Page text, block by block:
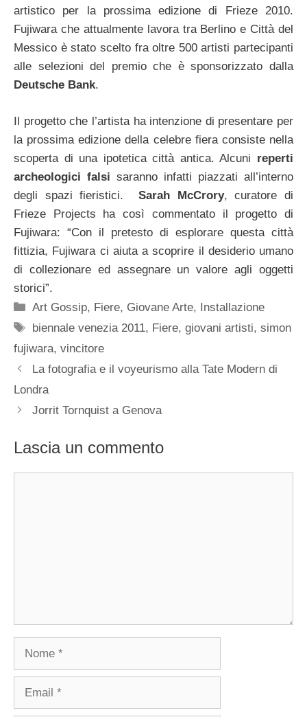
artistico per la prossima edizione di Frieze 2010.
Fujiwara che attualmente lavora tra Berlino e Città del
Messico è stato scelto fra oltre 500 artisti partecipanti
alle selezioni del premio che è sponsorizzato dalla
Deutsche Bank.
Il progetto che l’artista ha intenzione di presentare per
la prossima edizione della celebre fiera consiste nella
scoperta di una ipotetica città antica. Alcuni reperti
archeologici falsi saranno infatti piazzati all’interno
degli spazi fieristici. Sarah McCrory, curatore di
Frieze Projects ha così commentato il progetto di
Fujiwara: “Con il pretesto di esplorare questa città
fittizia, Fujiwara ci aiuta a scoprire il desiderio umano
di collezionare ed assegnare un valore agli oggetti
storici”.
Categorie
Art Gossip, Fiere, Giovane Arte, Installazione
Tag
biennale venezia 2011, Fiere,giovani artisti,simon
fujiwara, vincitore
La fotografia e il voyeurismo alla Tate Modern di
Londra
Jorrit Tornquist a Genova
Lascia un commento
Nome
Email